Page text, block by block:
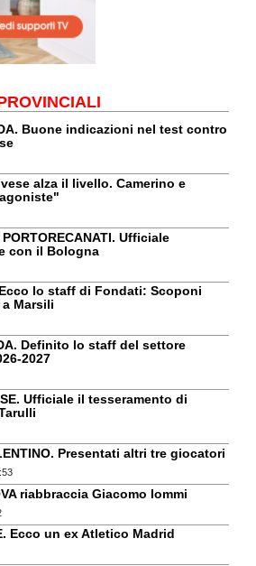
Buone indicazioni nel test contro
alza il livello. Camerino e
PORTORECANATI. Ufficiale
con il Bologna
Ecco lo staff di Fondati: Scoponi
Marsili
Definito lo staff del settore
2027
Ufficiale il tesseramento di
Presentati altri tre giocatori
riabbraccia Giacomo Iommi
Ecco un ex Atletico Madrid